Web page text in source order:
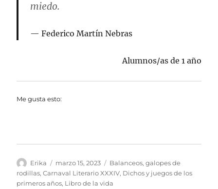
miedo.
Federico Martín Nebras
Alumnos/as de 1 año
Me gusta esto:
Autor
Erika
Publicado
el
marzo 15, 2023 Categorías
Balanceos, galopes de
rodillas,Carnaval Literario XXXIV, Dichos y juegos de los
primeros años, Libro de la vida